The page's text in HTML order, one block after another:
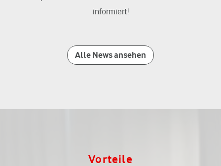
informiert!
Alle News ansehen
Vorteile